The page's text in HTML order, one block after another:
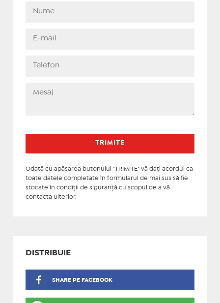
Odată cu apăsarea butonului "TRIMITE" vă daţi acordul ca
toate datele completate în formularul de mai sus să fie
stocate în condiţii de siguranţă cu scopul de a vă
contacta ulterior.
DISTRIBUIE
SHARE PE FACEBOOK